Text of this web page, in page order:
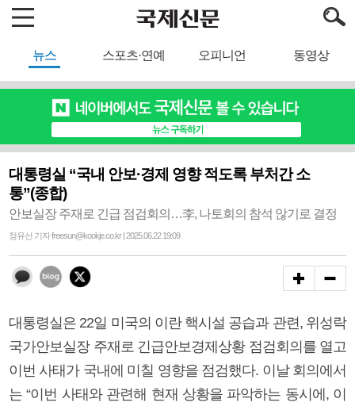
뉴스 스포츠·연예 오피니언 동영상
대통령실 “국내 안보·경제 영향 적도록 부처간 소
통”(종합)
안보실장 주재로 긴급 점검회의…李, 나토회의 참석 않기로 결정
정유선 기자 freesun@kookje.co.kr | 2025.06.22 19:09
대통령실은 22일 미국의 이란 핵시설 공습과 관련, 위성락
국가안보실장 주재로 긴급안보경제상황 점검회의를 열고
이번 사태가 국내에 미칠 영향을 점검했다. 이날 회의에서
는 “이번 사태와 관련해 현재 상황을 파악하는 동시에, 이